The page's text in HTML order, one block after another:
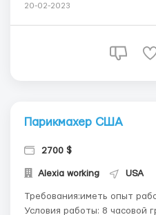
$,проживание входит в
20-02-2023
Парикмахер США
2700 $
Alexia working USA
Требования:иметь опыт
Условия работы: 8 часовой график работы,перерыв на